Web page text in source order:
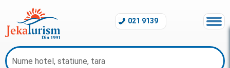
021 9139